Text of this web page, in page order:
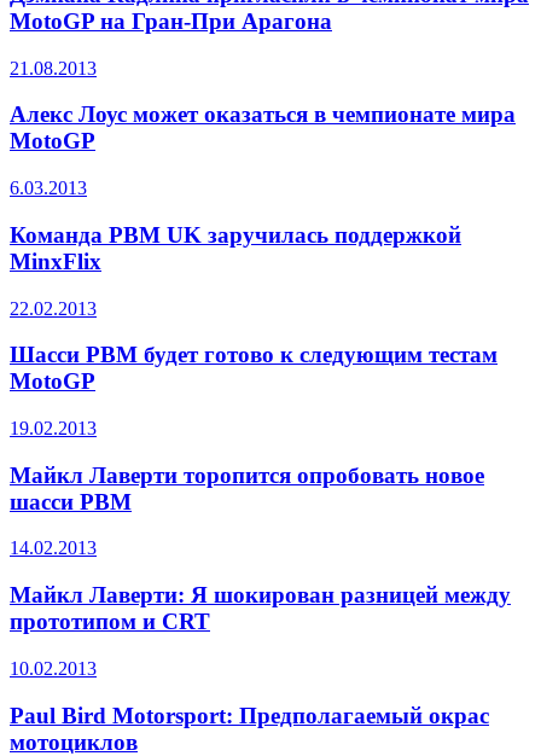
MotoGP на Гран-При Арагона
21.08.2013
Алекс Лоус может оказаться в чемпионате мира
MotoGP
6.03.2013
Команда PBM UK заручилась поддержкой
MinxFlix
22.02.2013
Шасси PBM будет готово к следующим тестам
MotoGP
19.02.2013
Майкл Лаверти торопится опробовать новое
шасси PBM
14.02.2013
Майкл Лаверти: Я шокирован разницей между
прототипом и CRT
10.02.2013
Paul Bird Motorsport: Предполагаемый окрас
мотоциклов